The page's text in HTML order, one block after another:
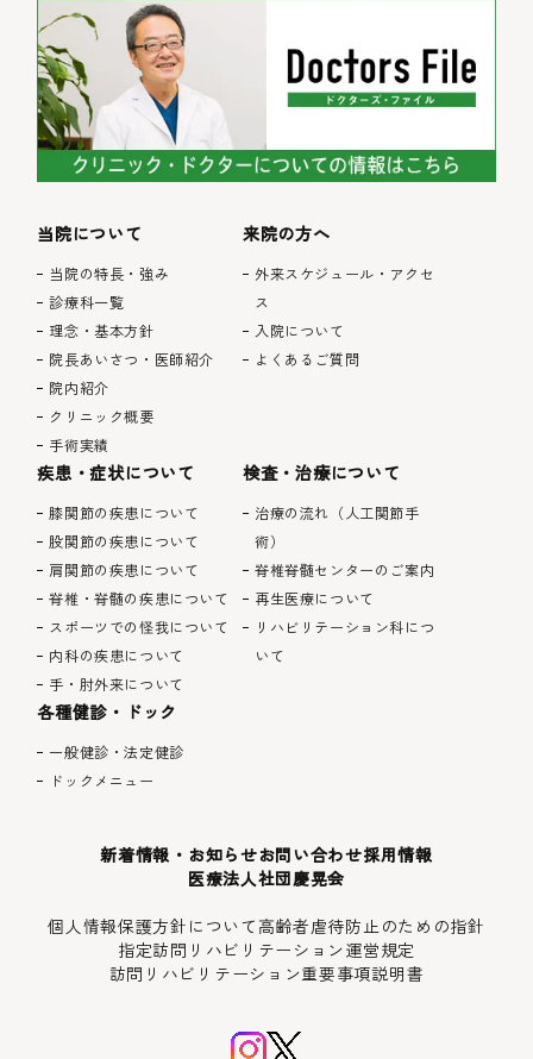
当院について
当院の特長・強み
診療科一覧
理念・基本方針
院長あいさつ・医師紹介
院内紹介
クリニック概要
手術実績
来院の方へ
外来スケジュール・アクセ
ス
入院について
よくあるご質問
疾患・症状について
膝関節の疾患について
股関節の疾患について
肩関節の疾患について
脊椎・脊髄の疾患について
スポーツでの怪我について
内科の疾患について
手・肘外来について
検査・治療について
治療の流れ（人工関節手
術）
脊椎脊髄センターのご案内
再生医療について
リハビリテーション科につ
いて
各種健診・ドック
一般健診・法定健診
ドックメニュー
新着情報・お知らせお問い合わせ採用情報
医療法人社団慶晃会
個人情報保護方針について 高齢者虐待防止のための指針
指定訪問リハビリテーション運営規定
訪問リハビリテーション重要事項説明書